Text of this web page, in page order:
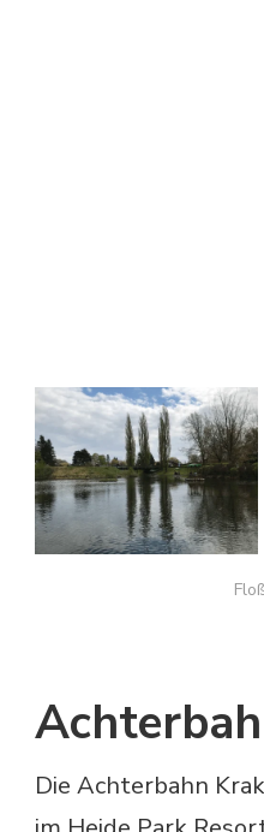
Die Achterbahn